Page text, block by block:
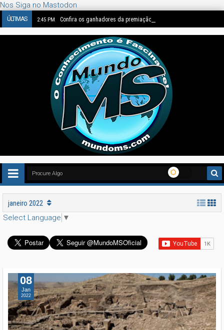
Nos Siga no Mastodon
ÚLTIMAS 2:45 PM Confira os ganhadores da premiação anual do "Siena
janeiro 2022
Select Language ▼
08
Jan
2022